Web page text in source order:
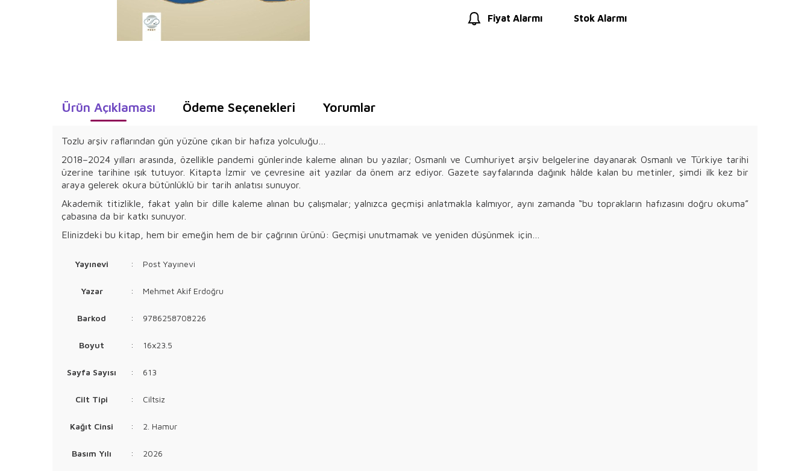
Fiyat Alarmı Stok Alarmı
Ürün Açıklaması Ödeme Seçenekleri Yorumlar
Tozlu arşiv raflarından gün yüzüne çıkan bir hafıza yolculuğu…
2018–2024 yılları arasında, özellikle pandemi günlerinde kaleme alınan bu yazılar; Osmanlı ve Cumhuriyet arşiv belgelerine dayanarak Osmanlı ve Türkiye tarihi
üzerine tarihine ışık tutuyor. Kitapta İzmir ve çevresine ait yazılar da önem arz ediyor. Gazete sayfalarında dağınık hâlde kalan bu metinler, şimdi ilk kez bir
araya gelerek okura bütünlüklü bir tarih anlatısı sunuyor.
Akademik titizlikle, fakat yalın bir dille kaleme alınan bu çalışmalar; yalnızca geçmişi anlatmakla kalmıyor, aynı zamanda “bu toprakların hafızasını doğru okuma”
çabasına da bir katkı sunuyor.
Elinizdeki bu kitap, hem bir emeğin hem de bir çağrının ürünü: Geçmişi unutmamak ve yeniden düşünmek için…
Yayınevi : Post Yayınevi
Yazar : Mehmet Akif Erdoğru
Barkod : 9786258708226
Boyut : 16x23.5
Sayfa Sayısı : 613
Cilt Tipi : Ciltsiz
Kağıt Cinsi : 2. Hamur
Basım Yılı : 2026